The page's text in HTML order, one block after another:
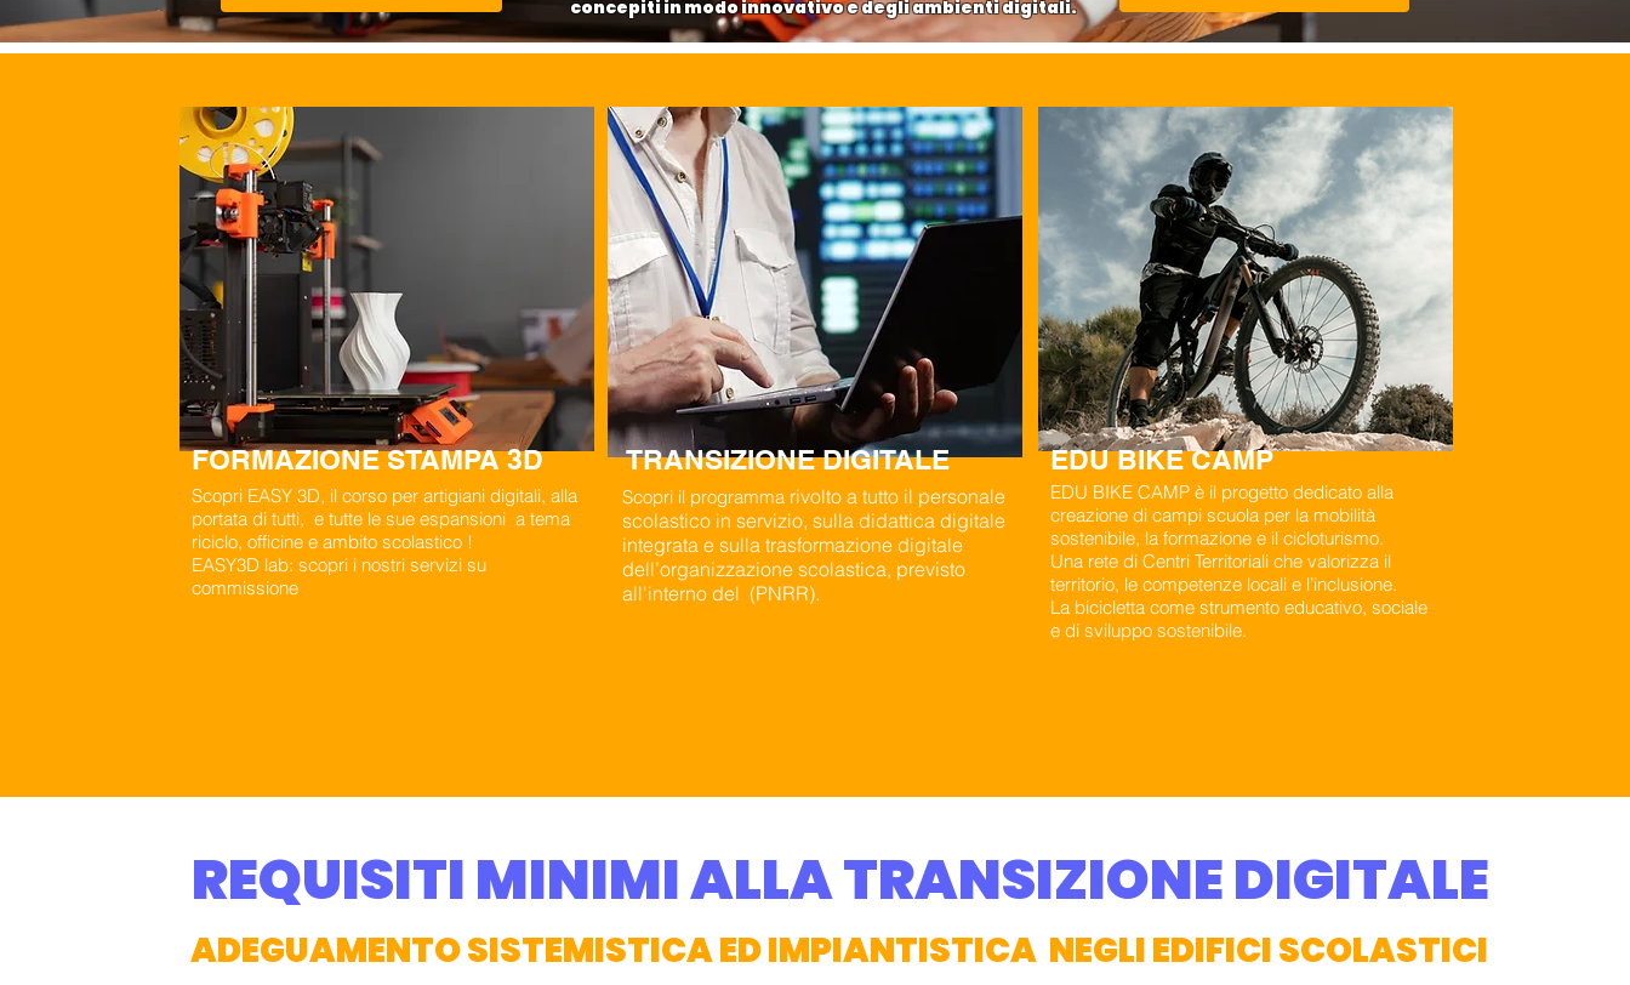
concepiti in modo innovativo e degli ambienti digitali.
FORMAZIONE STAMPA 3D
Scopri EASY 3D, il corso per artigiani digitali, alla
portata di tutti, e tutte le sue espansioni a tema
riciclo, officine e ambito scolastico !
EASY3D lab: scopri i nostri servizi su
commissione
TRANSIZIONE DIGITALE
Scopri il programma rivolto a tutto il personale
scolastico in servizio, sulla didattica digitale
integrata e sulla trasformazione digitale
dell’organizzazione scolastica, previsto
all'interno del (PNRR).
EDU BIKE CAMP
EDU BIKE CAMP è il progetto dedicato alla
creazione di campi scuola per la mobilità
sostenibile, la formazione e il cicloturismo.
Una rete di Centri Territoriali che valorizza il
territorio, le competenze locali e l’inclusione.
La bicicletta come strumento educativo, sociale
e di sviluppo sostenibile.
REQUISITI MINIMI ALLA TRANSIZIONE DIGITALE
ADEGUAMENTO SISTEMISTICA ED IMPIANTISTICA NEGLI EDIFICI SCOLASTICI